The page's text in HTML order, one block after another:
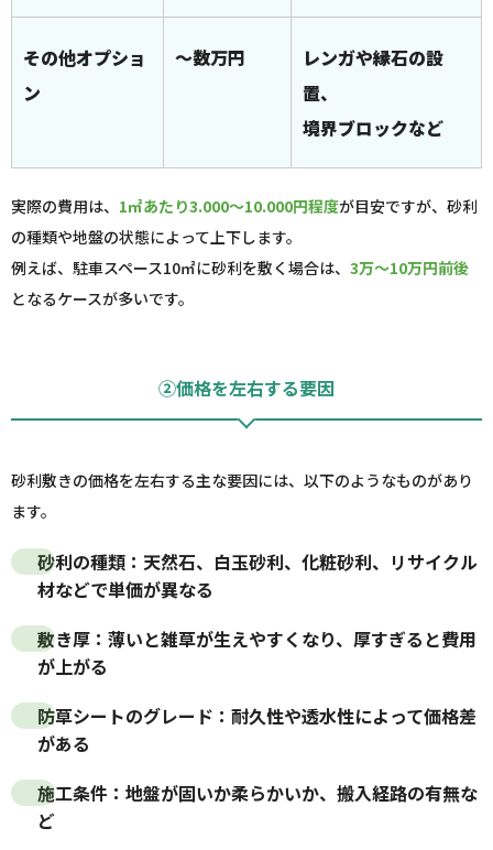
その他オプショ
ン
～数万円
レンガや縁石の設
置、
境界ブロックなど
実際の費用は、 1㎡あたり3.000～10.000円程度が目安ですが、砂利
の種類や地盤の状態によって上下します。
例えば、駐車スペース10㎡に砂利を敷く場合は、 3万～10万円前後
となるケースが多いです。
②価格を左右する要因
砂利敷きの価格を左右する主な要因には、以下のようなものがあり
ます。
砂利の種類 ：天然石、白玉砂利、化粧砂利、リサイクル
材などで単価が異なる
敷き厚 ：薄いと雑草が生えやすくなり、厚すぎると費用
が上がる
防草シートのグレード ：耐久性や透水性によって価格差
がある
施工条件 ：地盤が固いか柔らかいか、搬入経路の有無な
ど